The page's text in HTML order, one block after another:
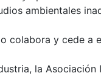
ambientales
colabora y cede a
la Asociación